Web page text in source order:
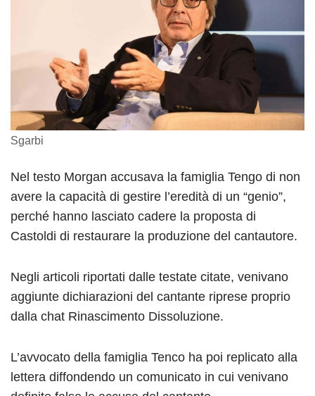
Sgarbi
Nel testo Morgan accusava la famiglia Tengo di non
avere la capacità di gestire l’eredità di un “genio”,
perché hanno lasciato cadere la proposta di
Castoldi di restaurare la produzione del cantautore.
Negli articoli riportati dalle testate citate, venivano
aggiunte dichiarazioni del cantante riprese proprio
dalla chat Rinascimento Dissoluzione.
L’avvocato della famiglia Tenco ha poi replicato alla
lettera diffondendo un comunicato in cui venivano